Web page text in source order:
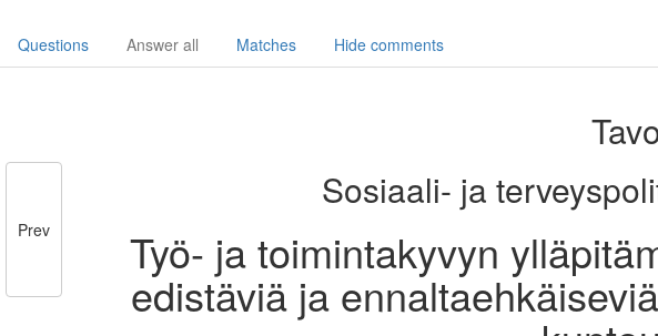
Questions Answer all Matches Hide comments
Prev
Sosiaali- ja
Työ- ja toimintakyvyn
edistäviä ja